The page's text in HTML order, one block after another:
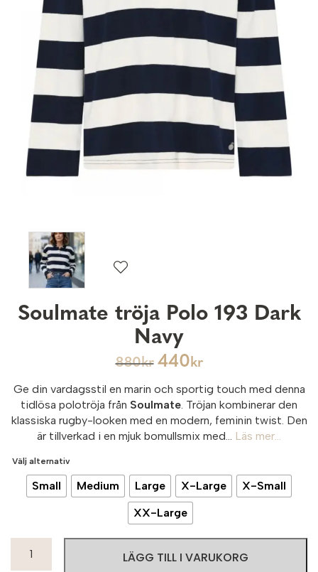
Soulmate tröja Polo 193 Dark
Navy
880kr 440 kr
Ge din vardagsstil en marin och sportig touch med denna
tidlösa polotröja från Soulmate . Tröjan kombinerar den
klassiska rugby-looken med en modern, feminin twist. Den
är tillverkad i en mjuk bomullsmix med...
Läs mer...
Välj alternativ
Small Medium Large X-Large
X-Small
XX-Large
tröja
LÄGG TILL I VARUKORG